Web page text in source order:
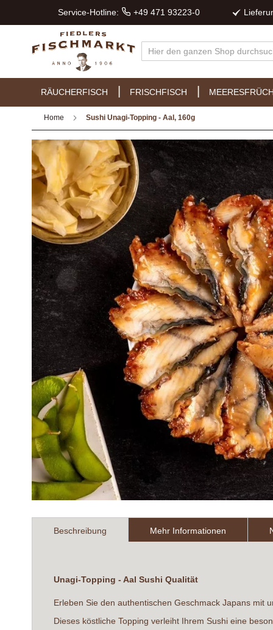
Service-Hotline: +49 471 93223-0
RÄUCHERFISCH FRISCHFISCH
Home Sushi Unagi-Topping - Aal, 160g
Zum
Ende
der
Bildergalerie
springen
Anfang
Beschreibung
Unagi-Topping - Aal Sushi Qualität
Erleben Sie den authentischen Geschmack Japans mit
Dieses köstliche Topping verleiht Ihrem Sushi eine
Mehr Informationen